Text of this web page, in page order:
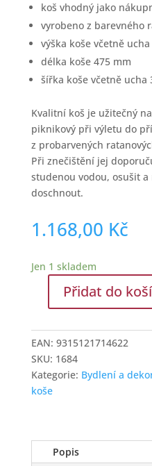
koš vhodný jako
vyrobeno z barevného
výška koše včetně
délka koše 475 mm
šířka koše včetně ucha
Kvalitní koš je užitečný
piknikový při výletu do
z probarvených
Při znečištění jej
studenou vodou, osušit a
doschnout.
1.168,00 Kč
Jen 1 skladem
Ratanový
z
barevného
ratanu
množství
Přidat do
EAN: 9315121714622
SKU: 1684
Kategorie: Bydlení a
koše
Popis